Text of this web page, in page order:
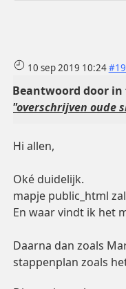
10 sep 2019 10:24
Beantwoord door in
"overschrijven oude
Hi allen,
Oké duidelijk.
mapje public_html
En waar vindt ik het
Daarna dan zoals
stappenplan zoals